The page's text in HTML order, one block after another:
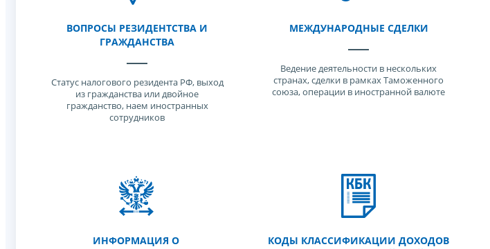
ВОПРОСЫ РЕЗИДЕНТСТВА И
ГРАЖДАНСТВА
Статус налогового резидента РФ, выход
из гражданства или двойное
гражданство, наем иностранных
сотрудников
МЕЖДУНАРОДНЫЕ СДЕЛКИ
Ведение деятельности в нескольких
странах, сделки в рамках Таможенного
союза, операции в иностранной валюте
ИНФОРМАЦИЯ О
КОДЫ КЛАССИФИКАЦИИ ДОХОДОВ